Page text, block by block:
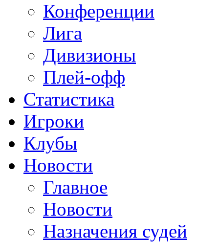
Конференции
Лига
Дивизионы
Плей-офф
Статистика
Игроки
Клубы
Новости
Главное
Новости
Назначения судей